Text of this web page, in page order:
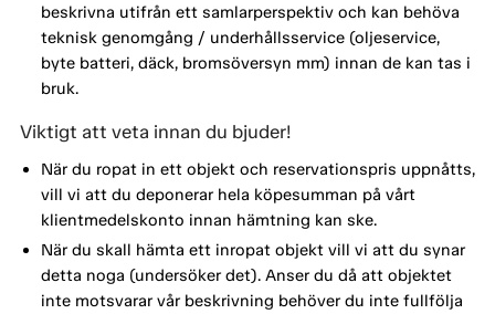
beskrivna utifrån ett samlarperspektiv och kan behöva
teknisk genomgång / underhållsservice (oljeservice,
byte batteri, däck, bromsöversyn mm) innan de kan tas i
bruk.
Viktigt att veta innan du bjuder!
När du ropat in ett objekt och reservationspris uppnåtts,
vill vi att du deponerar hela köpesumman på vårt
klientmedelskonto innan hämtning kan ske.
När du skall hämta ett inropat objekt vill vi att du synar
detta noga (undersöker det). Anser du då att objektet
inte motsvarar vår beskrivning behöver du inte fullfölja